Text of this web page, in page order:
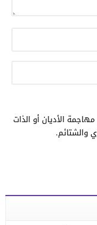
الأديان أو الذات
والشتائم.